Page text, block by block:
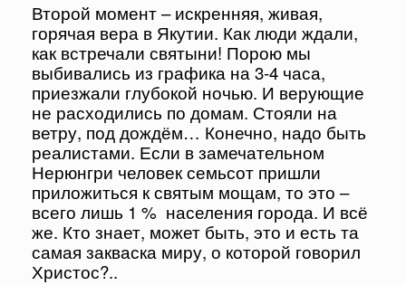
Второй момент – искренняя, живая,
горячая вера в Якутии. Как люди ждали,
как встречали святыни! Порою мы
выбивались из графика на 3-4 часа,
приезжали глубокой ночью. И верующие
не расходились по домам. Стояли на
ветру, под дождём… Конечно, надо быть
реалистами. Если в замечательном
Нерюнгри человек семьсот пришли
приложиться к святым мощам, то это –
всего лишь 1 % населения города. И всё
же. Кто знает, может быть, это и есть та
самая закваска миру, о которой говорил
Христос?..